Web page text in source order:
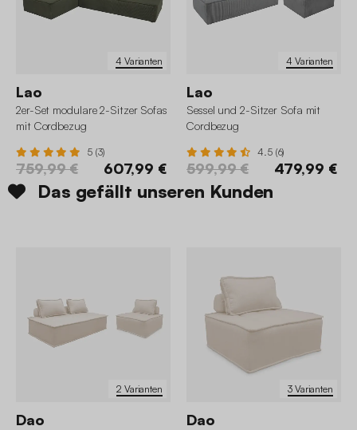
4 Varianten
Lao
2er-Set modulare 2-Sitzer Sofas
mit Cordbezug
5 (3)
759,99 € 607,99 €
4 Varianten
Lao
Sessel und 2-Sitzer Sofa mit
Cordbezug
4.5 (6)
599,99 € 479,99 €
Das gefällt unseren Kunden
2 Varianten
Dao
3 Varianten
Dao